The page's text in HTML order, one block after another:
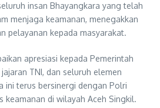
insan Bhayangkara yang telah
menjaga keamanan, menegakkan
pelayanan kepada masyarakat.
apresiasi kepada Pemerintah
TNI, dan seluruh elemen
ini terus bersinergi dengan Polri
keamanan di wilayah Aceh Singkil.